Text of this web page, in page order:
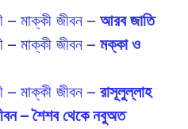
– মাক্কী জীবন – আরব জাতি
– মাক্কী জীবন – মক্কা ও
– মাক্কী জীবন – রাসূলুল্লাহ
– শৈশব থেকে নবুঅত